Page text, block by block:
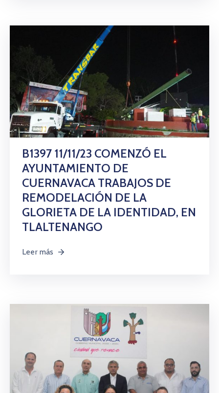
B1397 11/11/23 COMENZÓ EL
AYUNTAMIENTO DE
CUERNAVACA TRABAJOS DE
REMODELACIÓN DE LA
GLORIETA DE LA IDENTIDAD, EN
TLALTENANGO
Leer más